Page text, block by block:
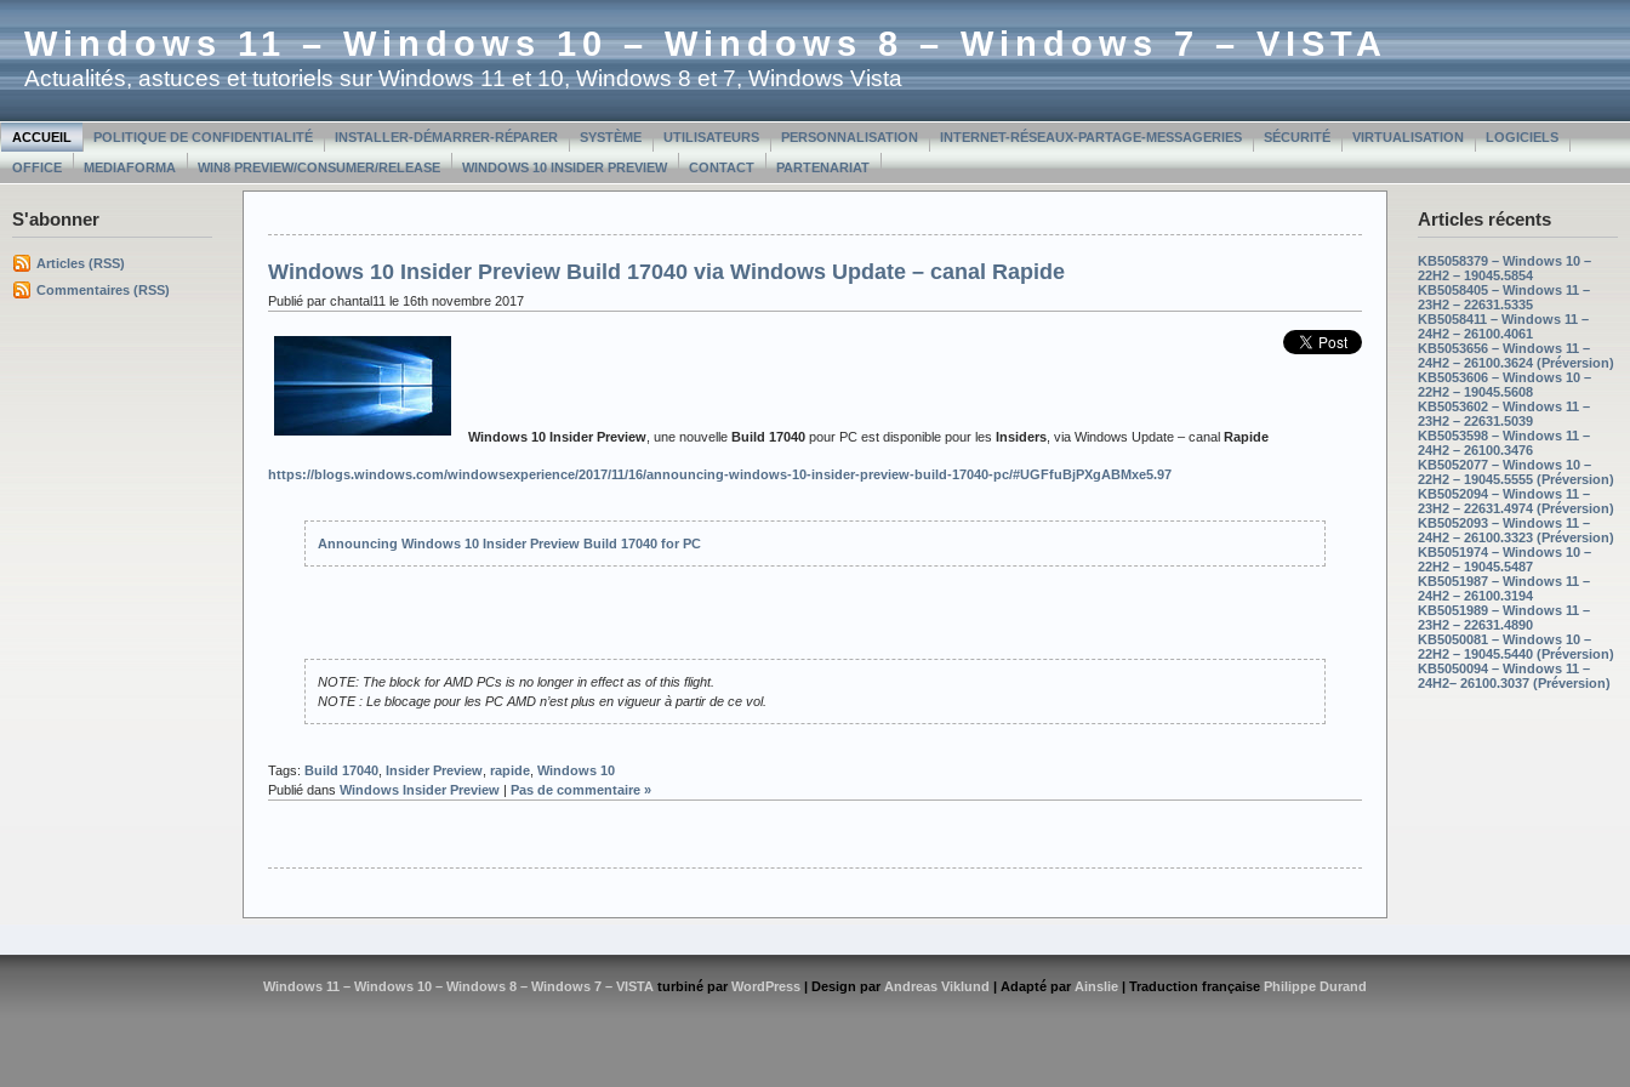
Windows 11 – Windows 10 – Windows 8 – Windows 7 – VISTA
Actualités, astuces et tutoriels sur Windows 11 et 10, Windows 8 et 7, Windows Vista
ACCUEIL POLITIQUE DE CONFIDENTIALITÉ INSTALLER-DÉMARRER-RÉPARER SYSTÈME UTILISATEURS PERSONNALISATION INTERNET-RÉSEAUX-PARTAGE-MESSAGERIES SÉCURITÉ VIRTUALISATION LOGICIELS
OFFICE MEDIAFORMA WIN8 PREVIEW/CONSUMER/RELEASE WINDOWS 10 INSIDER PREVIEW CONTACT PARTENARIAT
S'abonner
Articles (RSS)
Commentaires (RSS)
Articles récents
KB5058379 – Windows 10 –
22H2 – 19045.5854
KB5058405 – Windows 11 –
23H2 – 22631.5335
KB5058411 – Windows 11 –
24H2 – 26100.4061
KB5053656 – Windows 11 –
24H2 – 26100.3624 (Préversion)
KB5053606 – Windows 10 –
22H2 – 19045.5608
KB5053602 – Windows 11 –
23H2 – 22631.5039
KB5053598 – Windows 11 –
24H2 – 26100.3476
KB5052077 – Windows 10 –
22H2 – 19045.5555 (Préversion)
KB5052094 – Windows 11 –
23H2 – 22631.4974 (Préversion)
KB5052093 – Windows 11 –
24H2 – 26100.3323 (Préversion)
KB5051974 – Windows 10 –
22H2 – 19045.5487
KB5051987 – Windows 11 –
24H2 – 26100.3194
KB5051989 – Windows 11 –
23H2 – 22631.4890
KB5050081 – Windows 10 –
22H2 – 19045.5440 (Préversion)
KB5050094 – Windows 11 –
24H2– 26100.3037 (Préversion)
Windows 10 Insider Preview Build 17040 via Windows Update – canal Rapide
Publié par chantal11 le 16th novembre 2017
Windows 10 Insider Preview , une nouvelle Build 17040 pour PC est disponible pour les Insiders , via Windows Update – canal Rapide
https://blogs.windows.com/windowsexperience/2017/11/16/announcing-windows-10-insider-preview-build-17040-pc/#UGFfuBjPXgABMxe5.97
Announcing Windows 10 Insider Preview Build 17040 for PC
NOTE: The block for AMD PCs is no longer in effect as of this flight.
NOTE : Le blocage pour les PC AMD n’est plus en vigueur à partir de ce vol.
Tags: Build 17040 Insider Preview rapide Windows 10
Publié dans Windows Insider Preview | Pas de commentaire »
Windows 11 – Windows 10 – Windows 8 – Windows 7 – VISTA turbiné par WordPress | Design par Andreas Viklund | Adapté par Ainslie | Traduction française Philippe Durand